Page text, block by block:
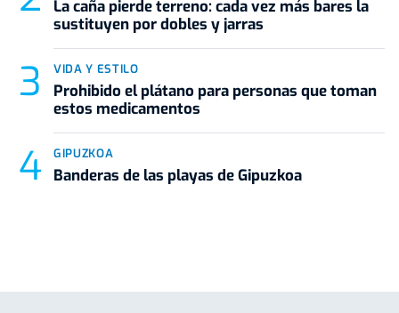
La caña pierde terreno: cada vez más bares la
sustituyen por dobles y jarras
VIDA Y ESTILO
Prohibido el plátano para personas que toman
estos medicamentos
GIPUZKOA
Banderas de las playas de Gipuzkoa